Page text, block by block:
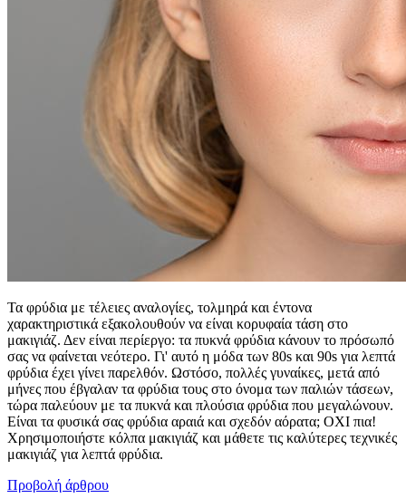
Τα φρύδια με τέλειες αναλογίες, τολμηρά και έντονα
χαρακτηριστικά εξακολουθούν να είναι κορυφαία τάση στο
μακιγιάζ. Δεν είναι περίεργο: τα πυκνά φρύδια κάνουν το πρόσωπό
σας να φαίνεται νεότερο. Γι' αυτό η μόδα των 80s και 90s για λεπτά
φρύδια έχει γίνει παρελθόν. Ωστόσο, πολλές γυναίκες, μετά από
μήνες που έβγαλαν τα φρύδια τους στο όνομα των παλιών τάσεων,
τώρα παλεύουν με τα πυκνά και πλούσια φρύδια που μεγαλώνουν.
Είναι τα φυσικά σας φρύδια αραιά και σχεδόν αόρατα; ΟΧΙ πια!
Χρησιμοποιήστε κόλπα μακιγιάζ και μάθετε τις καλύτερες τεχνικές
μακιγιάζ για λεπτά φρύδια.
Προβολή άρθρου